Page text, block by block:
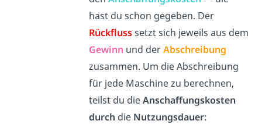
hast du schon gegeben. Der
Rückflusssetzt sich jeweils aus dem
Gewinn und derAbschreibung
zusammen. Um die Abschreibung
für jede Maschine zu berechnen,
teilst du dieAnschaffungskosten
durch die Nutzungsdauer: